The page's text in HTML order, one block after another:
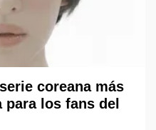
coreana más
los fans del